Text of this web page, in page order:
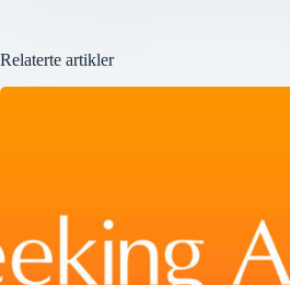
Relaterte artikler